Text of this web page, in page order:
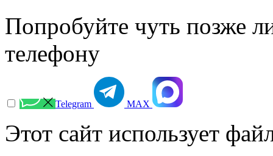
Попробуйте чуть позже
телефону
Telegram МАХ
Этот сайт использует